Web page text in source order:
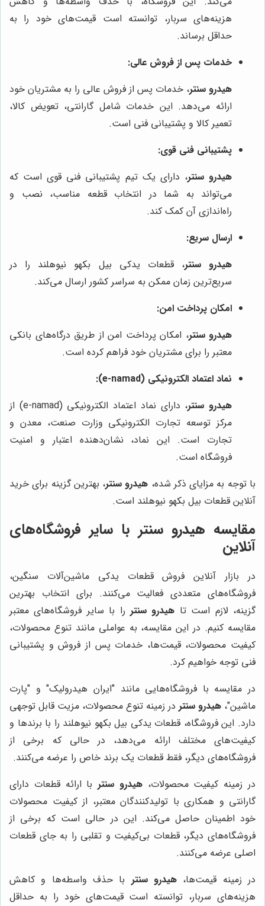
هزینه‌های سربار، توانسته است قیمت‌های خود را به
حداقل برساند.
خدمات پس از فروش عالی:
هیدرو سنتر، خدمات پس از فروش عالی را به مشتریان خود
ارائه می‌دهد. این خدمات شامل گارانتی، تعویض کالا،
تعمیر کالا و پشتیبانی فنی است.
پشتیبانی فنی قوی:
هیدرو سنتر، دارای یک تیم پشتیبانی فنی قوی است که
می‌تواند به شما در انتخاب قطعه مناسب، نصب و
راه‌اندازی آن کمک کند.
ارسال سریع:
هیدرو سنتر، قطعات یدکی بیل بکهو نیوهلند را در
سریع‌ترین زمان ممکن به سراسر کشور ارسال می‌کند.
امکان پرداخت امن:
هیدرو سنتر، امکان پرداخت امن از طریق درگاه‌های بانکی
معتبر را برای مشتریان خود فراهم کرده است.
نماد اعتماد الکترونیکی (e-namad):
هیدرو سنتر
، دارای نماد اعتماد الکترونیکی (e-namad) از
مرکز توسعه تجارت الکترونیکی وزارت صنعت، معدن و
تجارت است. این نماد، نشان‌دهنده اعتبار و امنیت
فروشگاه است.
با توجه به مزایای ذکر شده، هیدرو سنتر، بهترین گزینه برای خرید
آنلاین قطعات بیل بکهو نیوهلند است.
مقایسه هیدرو سنتر با سایر فروشگاه‌های
آنلاین
در بازار آنلاین فروش قطعات یدکی ماشین‌آلات سنگین،
فروشگاه‌های متعددی فعالیت می‌کنند. برای انتخاب بهترین
گزینه، لازم است تا هیدرو سنتر را با سایر فروشگاه‌های معتبر
مقایسه کنیم. در این مقایسه، به عواملی مانند تنوع محصولات،
کیفیت محصولات، قیمت‌ها، خدمات پس از فروش و پشتیبانی
فنی توجه خواهیم کرد.
در مقایسه با فروشگاه‌هایی مانند "ایران هیدرولیک" و "پارت
ماشین"، هیدرو سنتر در زمینه تنوع محصولات، مزیت قابل توجهی
دارد. این فروشگاه، قطعات یدکی بیل بکهو نیوهلند را با برندها و
کیفیت‌های مختلف ارائه می‌دهد، در حالی که برخی از
فروشگاه‌های دیگر، فقط قطعات یک برند خاص را عرضه می‌کنند.
در زمینه کیفیت محصولات،هیدرو سنتربا ارائه قطعات دارای
گارانتی و همکاری با تولیدکنندگان معتبر، از کیفیت محصولات
خود اطمینان حاصل می‌کند. این در حالی است که برخی از
فروشگاه‌های دیگر، قطعات بی‌کیفیت و تقلبی را به جای قطعات
اصلی عرضه می‌کنند.
در زمینه قیمت‌ها، هیدرو سنتر با حذف واسطه‌ها و کاهش
هزینه‌های سربار، توانسته است قیمت‌های خود را به حداقل